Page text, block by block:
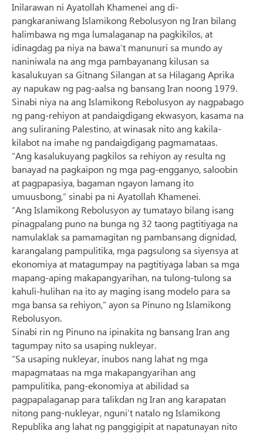
Inilarawan ni Ayatollah Khamenei ang di-
pangkaraniwang Islamikong Rebolusyon ng Iran bilang
halimbawa ng mga lumalaganap na pagkikilos, at
idinagdag pa niya na bawa’t manunuri sa mundo ay
naniniwala na ang mga pambayanang kilusan sa
kasalukuyan sa Gitnang Silangan at sa Hilagang Aprika
ay napukaw ng pag-aalsa ng bansang Iran noong 1979.
Sinabi niya na ang Islamikong Rebolusyon ay nagpabago
ng pang-rehiyon at pandaigdigang ekwasyon, kasama na
ang suliraning Palestino, at winasak nito ang kakila-
kilabot na imahe ng pandaigdigang pagmamataas.
“Ang kasalukuyang pagkilos sa rehiyon ay resulta ng
banayad na pagkaipon ng mga pag-engganyo, saloobin
at pagpapasiya, bagaman ngayon lamang ito
umuusbong,” sinabi pa ni Ayatollah Khamenei.
“Ang Islamikong Rebolusyon ay tumatayo bilang isang
pinagpalang puno na bunga ng 32 taong pagtitiyaga na
namulaklak sa pamamagitan ng pambansang dignidad,
karangalang pampulitika, mga pagsulong sa siyensya at
ekonomiya at matagumpay na pagtitiyaga laban sa mga
mapang-aping makapangyarihan, na tulong-tulong sa
kahuli-hulihan na ito ay maging isang modelo para sa
mga bansa sa rehiyon,” ayon sa Pinuno ng Islamikong
Rebolusyon.
Sinabi rin ng Pinuno na ipinakita ng bansang Iran ang
tagumpay nito sa usaping nukleyar.
“Sa usaping nukleyar, inubos nang lahat ng mga
mapagmataas na mga makapangyarihan ang
pampulitika, pang-ekonomiya at abilidad sa
pagpapalaganap para talikdan ng Iran ang karapatan
nitong pang-nukleyar, nguni’t natalo ng Islamikong
Republika ang lahat ng panggigipit at napatunayan nito